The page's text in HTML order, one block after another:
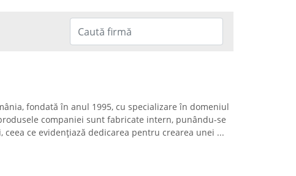
fondată în anul 1995, cu specializare în domeniul
companiei sunt fabricate intern, punându-se
ceea ce evidențiază dedicarea pentru crearea unei ...